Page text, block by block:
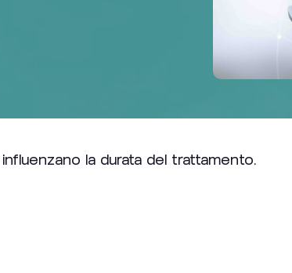
la durata del trattamento.